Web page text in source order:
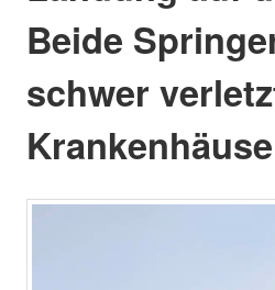
Beide
schwer